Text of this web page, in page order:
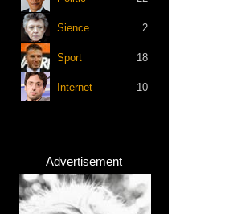
Sience 2
Sport 18
Internet 10
Advertisement